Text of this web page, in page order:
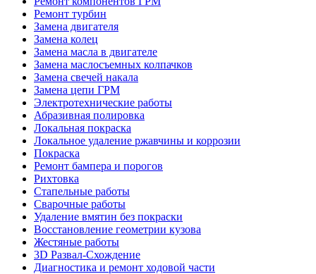
Ремонт турбин
Замена двигателя
Замена колец
Замена масла в двигателе
Замена маслосъемных колпачков
Замена свечей накала
Замена цепи ГРМ
Электротехнические работы
Абразивная полировка
Локальная покраска
Локальное удаление ржавчины и коррозии
Покраска
Ремонт бампера и порогов
Рихтовка
Стапельные работы
Сварочные работы
Удаление вмятин без покраски
Восстановление геометрии кузова
Жестяные работы
3D Развал-Схождение
Диагностика и ремонт ходовой части